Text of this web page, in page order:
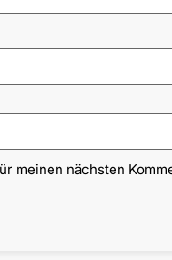
meinen nächsten